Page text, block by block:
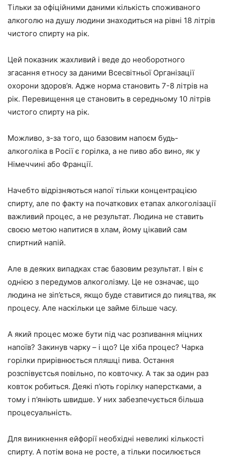
Тільки за офіційними даними кількість споживаного
алкоголю на душу людини знаходиться на рівні 18 літрів
чистого спирту на рік.
Цей показник жахливий і веде до необоротного
згасання етносу за даними Всесвітньої Організації
охорони здоров’я. Адже норма становить 7-8 літрів на
рік. Перевищення це становить в середньому 10 літрів
чистого спирту на рік.
Можливо, з-за того, що базовим напоєм будь-
алкоголіка в Росії є горілка, а не пиво або вино, як у
Німеччині або Франції.
Начебто відрізняються напої тільки концентрацією
спирту, але по факту на початкових етапах алкоголізації
важливий процес, а не результат. Людина не ставить
своєю метою напитися в хлам, йому цікавий сам
спиртний напій.
Але в деяких випадках стає базовим результат. І він є
однією з передумов алкоголізму. Це не означає, що
людина не зіп’ється, якщо буде ставитися до пияцтва, як
процесу. Але наскільки це займе більше часу.
А який процес може бути під час розпивання міцних
напоїв? Закинув чарку – і що? Це хіба процес? Чарка
горілки прирівнюється пляшці пива. Остання
розспівуєтсья повільно, по ковточку. А так за один раз
ковток робиться. Деякі п’ють горілку наперстками, а
тому і п’яніють швидше. У них забезпечується більша
процесуальність.
Для виникнення ейфорії необхідні невеликі кількості
спирту. А потім вона не росте, а тільки посилюється